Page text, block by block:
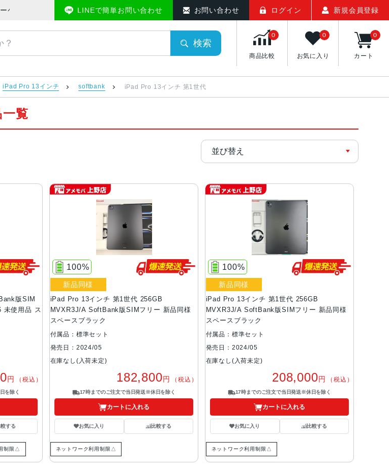
ケット LINEで簡単お問い合わせ お問い合わせ ログイン 新規会員登録
検索
商品比較
0
お気に入り
0
カート
0
iPad Pro 13インチ softbank iPad Pro 13インチ 第1世代
覧
版SIM
未使用品 ス
円 （税込）
を除く
する
制限△
iPad Pro 13インチ 第1世代 256GB
MVXR3J/A SoftBank版SIMフリー 新品同様
スペースブラック
100%
新品同様
付属品：標準セット
発売日：2024/05
在庫なし(入荷未定)
182,800円 （税込）
17時までのご注文で当日発送※休日を除く
カートに入れる
お気に入り 比較する
ネットワーク利用制限△
iPad Pro 13インチ 第1世代 256GB
MVXR3J/A SoftBank版SIMフリー 新品同様
スペースブラック
100%
新品同様
付属品：標準セット
発売日：2024/05
在庫なし(入荷未定)
208,000円 （税込）
17時までのご注文で当日発送※休日を除く
カートに入れる
お気に入り 比較する
ネットワーク利用制限△